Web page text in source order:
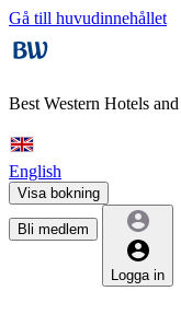
Gå till huvudinnehållet
Best Western Hotels
English
Visa bokning
Bli medlem
Logga in